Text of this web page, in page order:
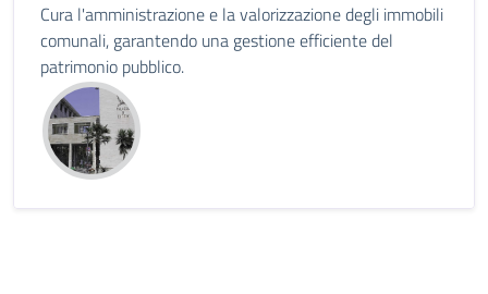
Cura l'amministrazione e la valorizzazione degli immobili
comunali, garantendo una gestione efficiente del
patrimonio pubblico.